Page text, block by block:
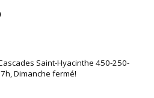
Saint-Hyacinthe 450-250-
Dimanche fermé!